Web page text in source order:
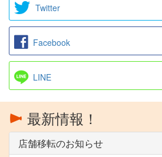
Twitter
Facebook
LINE
最新情報！
店舗移転のお知らせ